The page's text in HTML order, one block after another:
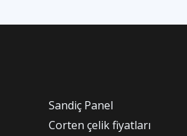
Sandiç Panel
Corten çelik fiyatları